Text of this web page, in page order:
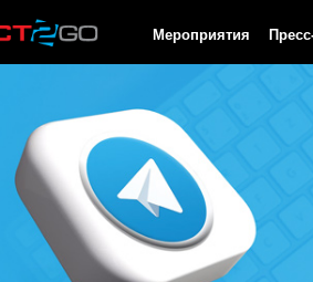
Мероприятия